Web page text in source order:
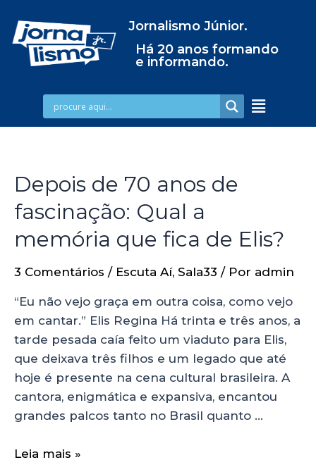
Jornalismo Júnior.
Há 20 anos formando
e informando.
Depois de 70 anos de
fascinação: Qual a
memória que fica de Elis?
3 Comentários / Escuta Aí, Sala33 / Por admin
“Eu não vejo graça em outra coisa, como vejo
em cantar.” Elis Regina Há trinta e três anos, a
tarde pesada caía feito um viaduto para Elis,
que deixava três filhos e um legado que até
hoje é presente na cena cultural brasileira. A
cantora, enigmática e expansiva, encantou
grandes palcos tanto no Brasil quanto …
Leia mais »